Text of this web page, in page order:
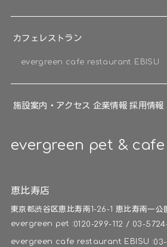
evergreen pet &
恵比寿店
東京都渋谷区恵比寿南1-26-1 恵比寿南一公
evergreen pet :0120-299-112 / 03-
evergreen cafe restaurant EBISU :
カフェレストラン
evergreen cafe restaurant EBISU
施設案内・アクセス 企業情報 採用情報